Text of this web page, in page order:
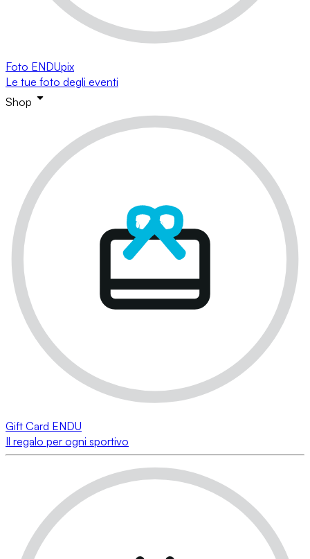
Foto ENDUpix
Le tue foto degli eventi
Shop
Gift Card ENDU
Il regalo per ogni sportivo